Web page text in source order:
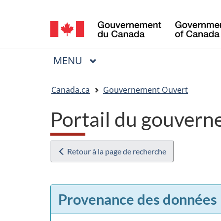
de
la
langue
Menu
MENU PRINCIPAL
Canada.ca Gouvernement Ouvert
Portail du
Retour à la page de recherche
Provenance des données